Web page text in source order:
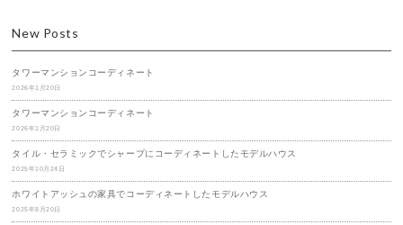
New Posts
タワーマンションコーディネート
2026年1月20日
タワーマンションコーディネート
2026年1月20日
タイル・セラミックでシャープにコーディネートしたモデルハウス
2025年10月24日
ホワイトアッシュの家具でコーディネートしたモデルハウス
2025年8月20日